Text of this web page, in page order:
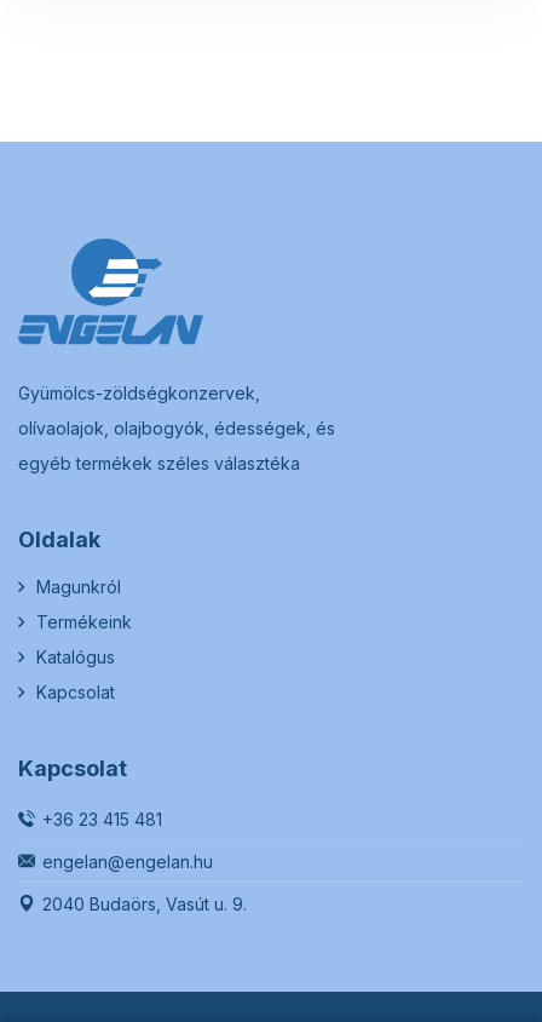
Gyümölcs-zöldségkonzervek,
olívaolajok, olajbogyók, édességek, és
egyéb termékek széles választéka
Oldalak
Magunkról
Termékeink
Katalógus
Kapcsolat
Kapcsolat
+36 23 415 481
engelan@engelan.hu
2040 Budaörs, Vasút u. 9.